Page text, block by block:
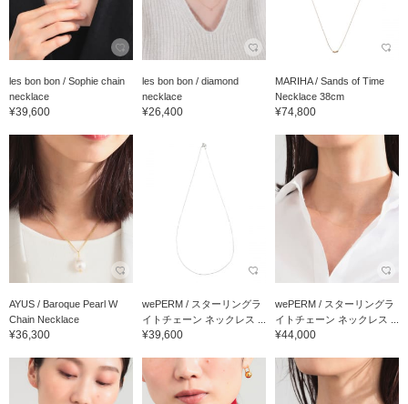
les bon bon / Sophie chain
necklace
¥39,600
les bon bon / diamond
necklace
¥26,400
MARIHA / Sands of Time
Necklace 38cm
¥74,800
AYUS / Baroque Pearl W
Chain Necklace
¥36,300
wePERM / スターリングラ
イトチェーン ネックレス ...
¥39,600
wePERM / スターリングラ
イトチェーン ネックレス ...
¥44,000